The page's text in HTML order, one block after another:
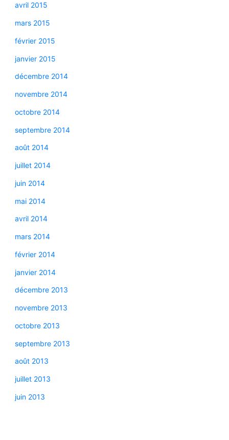
avril 2015
mars 2015
février 2015
janvier 2015
décembre 2014
novembre 2014
octobre 2014
septembre 2014
août 2014
juillet 2014
juin 2014
mai 2014
avril 2014
mars 2014
février 2014
janvier 2014
décembre 2013
novembre 2013
octobre 2013
septembre 2013
août 2013
juillet 2013
juin 2013